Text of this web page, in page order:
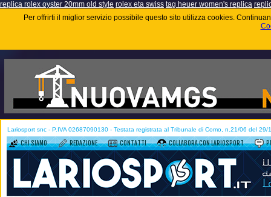
replica rolex oyster 20mm old style rolex eta swiss tag heuer women's replica
Per offrirti il miglior servizio possibile questo sito utilizza cookies.
Lariosport snc - P.IVA 02687090130 - Testata registrata al Tribunale di Como, n.21/06 del 29/
CHI SIAMO REDAZIONE CONTATTI COLLABORA CON LARIOSPORT